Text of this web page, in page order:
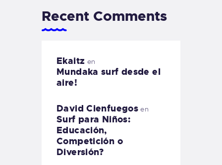
Recent Comments
Ekaitz en
Mundaka surf desde el
aire!
David Cienfuegos en
Surf para Niños:
Educación,
Competición o
Diversión?